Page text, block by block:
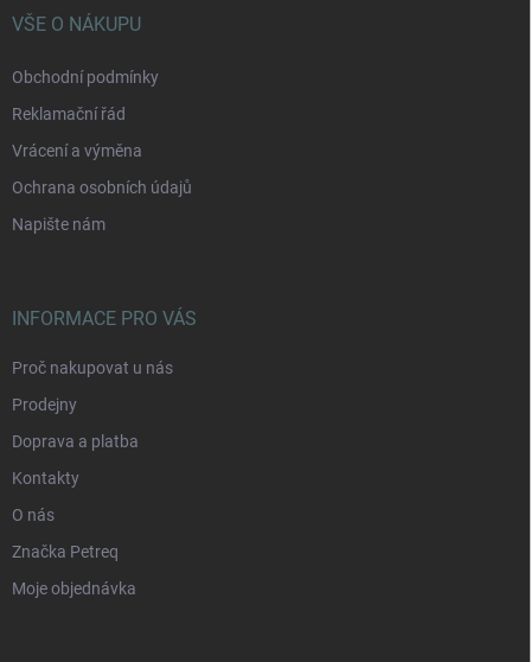
VŠE O NÁKUPU
Obchodní podmínky
Reklamační řád
Vrácení a výměna
Ochrana osobních údajů
Napište nám
INFORMACE PRO VÁS
Proč nakupovat u nás
Prodejny
Doprava a platba
Kontakty
O nás
Značka Petreq
Moje objednávka